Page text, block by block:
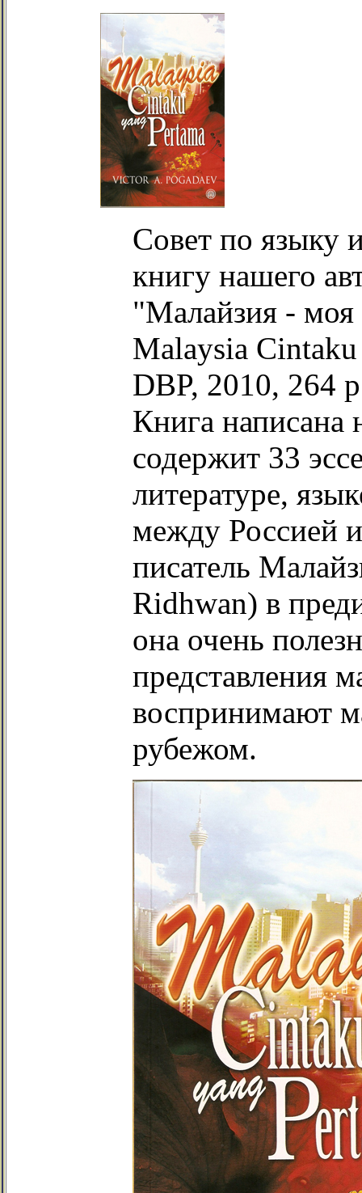
Совет по языку
книгу нашего
"Малайзия -
Malaysia
DBP, 2010, 264
Книга написана
содержит 33
литературе,
между Россией
писатель
Ridhwan) в
она очень
представления
воспринимают
рубежом.